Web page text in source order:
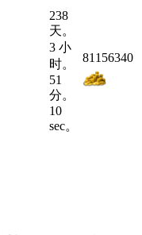
238
天。
3 小
时。
51
分。
10
sec。
81156340